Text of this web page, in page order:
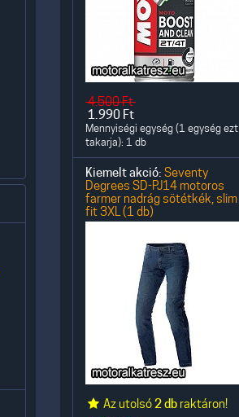
4.500Ft
1.990 Ft
Mennyiségi egység (1 egység ezt
takarja): 1 db
Kiemelt akció: Seventy
Degrees SD-PJ14 motoros
farmer nadrág sötétkék, slim
fit 3XL (1 db)
Az utolsó2 db raktáron!